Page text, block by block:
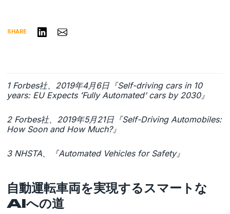
SHARE リンクトインで共有する
Share via Email
1 Forbes社、2019年4月6日『Self-driving cars in 10
years: EU Expects ʻFully Automatedʼ cars by 2030』
2 Forbes社、2019年5月21日『Self-Driving Automobiles:
How Soon and How Much?』
3 NHSTA、『Automated Vehicles for Safety』
自動運転車両を実現するスマートな
AIへの道